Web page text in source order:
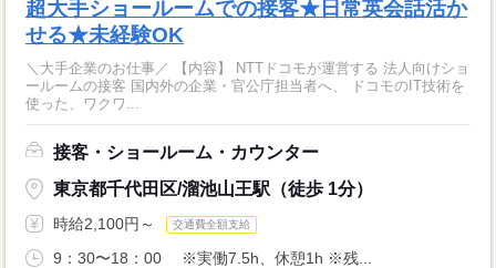
超大手ショールームでの接客★日常英会話活か
せる★未経験OK
＼大手企業のお仕事／ 【内容】 NTTドコモが運営する 法人向けショ
ールームの接客 国内外の企業・官公庁担当者へ、 ドコモのIT技術を
使った、ワクワ...
接客・ショールーム・カウンター
東京都千代田区/溜池山王駅（徒歩 1分）
時給2,100円～ 交通費全額支給
9：30〜18：00 ※実働7.5h、休憩1h ※残...